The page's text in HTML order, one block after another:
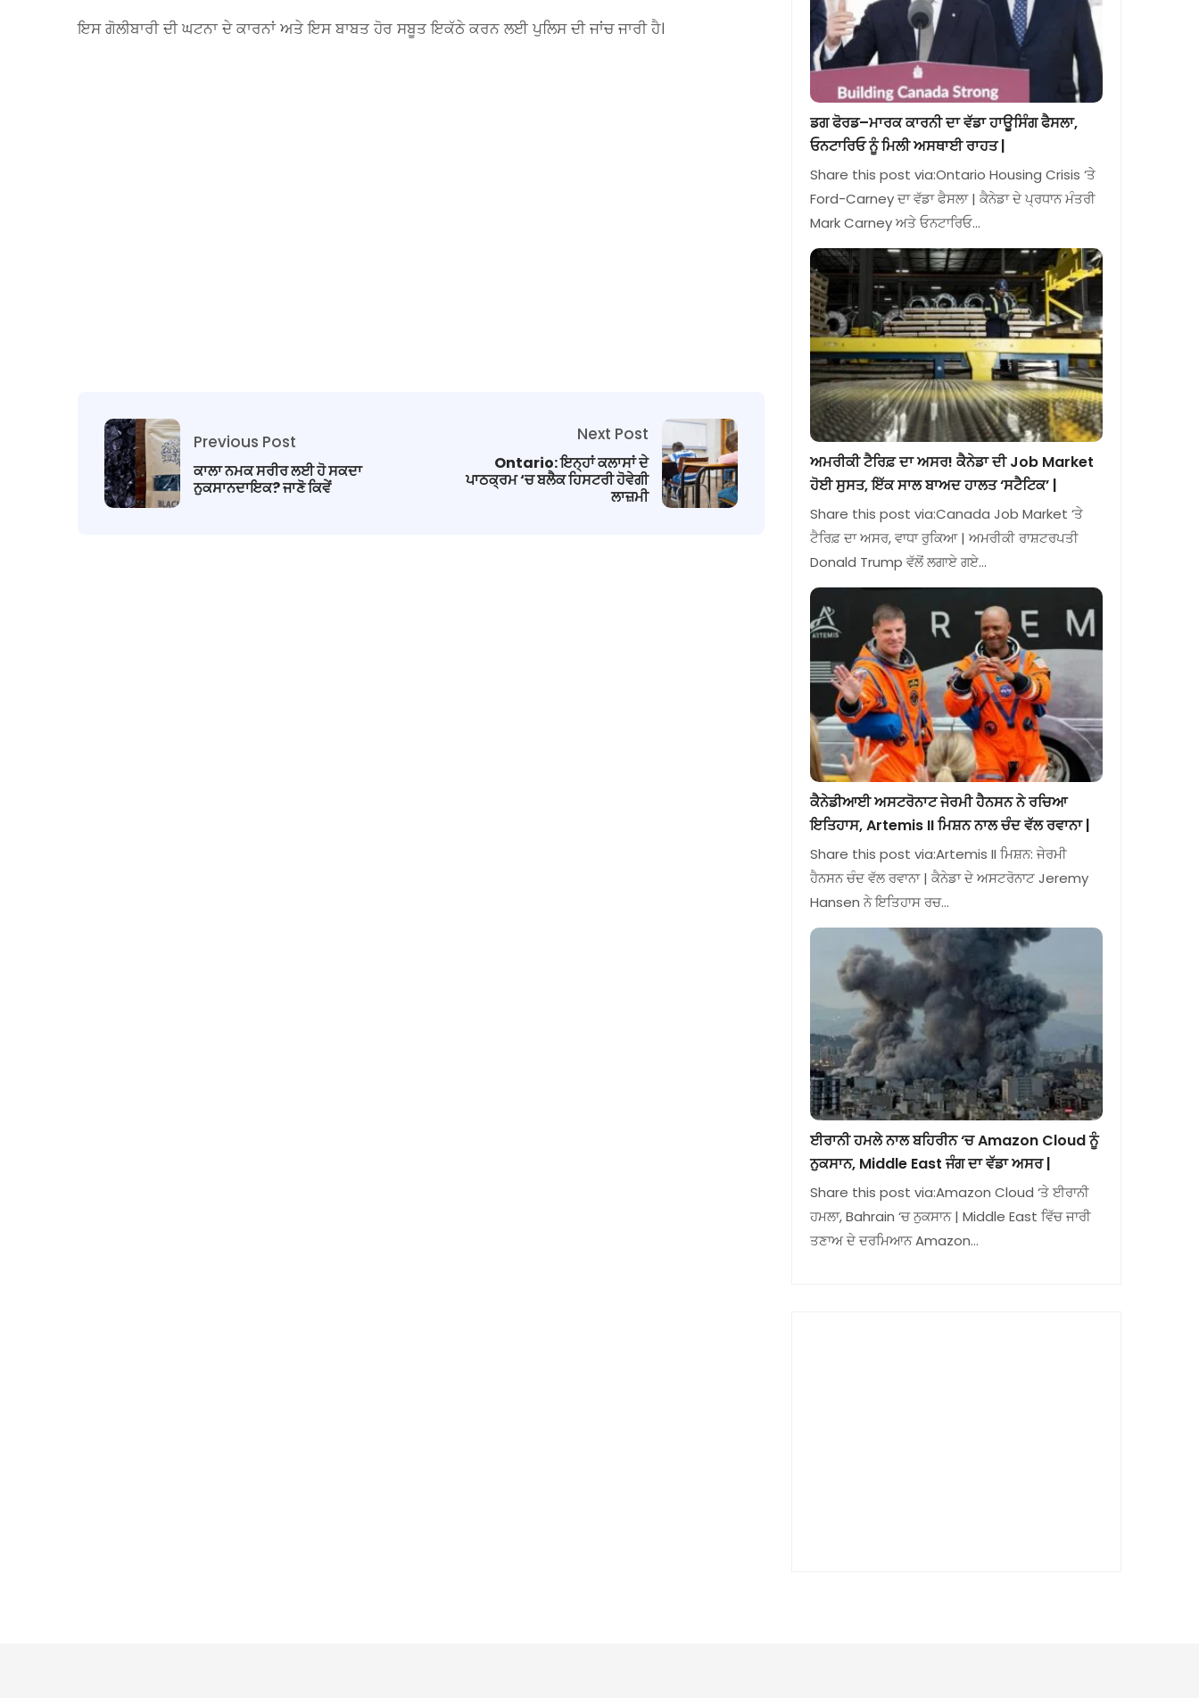
ਇਸ ਗੋਲੀਬਾਰੀ ਦੀ ਘਟਨਾ ਦੇ ਕਾਰਨਾਂ ਅਤੇ ਇਸ ਬਾਬਤ ਹੋਰ ਸਬੂਤ ਇਕੱਠੇ ਕਰਨ ਲਈ ਪੁਲਿਸ ਦੀ ਜਾਂਚ ਜਾਰੀ ਹੈ।
Previous Post
ਕਾਲਾ ਨਮਕ ਸਰੀਰ ਲਈ ਹੋ ਸਕਦਾ
ਨੁਕਸਾਨਦਾਇਕ? ਜਾਣੋ ਕਿਵੇਂ
Next Post
Ontario: ਇਨ੍ਹਾਂ ਕਲਾਸਾਂ ਦੇ
ਪਾਠਕ੍ਰਮ ‘ਚ ਬਲੈਕ ਹਿਸਟਰੀ ਹੋਵੇਗੀ
ਲਾਜ਼ਮੀ
ਡਗ ਫੋਰਡ–ਮਾਰਕ ਕਾਰਨੀ ਦਾ ਵੱਡਾ ਹਾਊਸਿੰਗ ਫੈਸਲਾ,
ਓਨਟਾਰਿਓ ਨੂੰ ਮਿਲੀ ਅਸਥਾਈ ਰਾਹਤ |
Share this post via:Ontario Housing Crisis ‘ਤੇ
Ford-Carney ਦਾ ਵੱਡਾ ਫੈਸਲਾ | ਕੈਨੇਡਾ ਦੇ ਪ੍ਰਧਾਨ ਮੰਤਰੀ
Mark Carney ਅਤੇ ਓਨਟਾਰਿਓ…
ਅਮਰੀਕੀ ਟੈਰਿਫ਼ ਦਾ ਅਸਰ! ਕੈਨੇਡਾ ਦੀ Job Market
ਹੋਈ ਸੁਸਤ, ਇੱਕ ਸਾਲ ਬਾਅਦ ਹਾਲਤ ‘ਸਟੈਟਿਕ’ |
Share this post via:Canada Job Market ‘ਤੇ
ਟੈਰਿਫ਼ ਦਾ ਅਸਰ, ਵਾਧਾ ਰੁਕਿਆ | ਅਮਰੀਕੀ ਰਾਸ਼ਟਰਪਤੀ
Donald Trump ਵੱਲੋਂ ਲਗਾਏ ਗਏ…
ਕੈਨੇਡੀਆਈ ਅਸਟਰੋਨਾਟ ਜੇਰਮੀ ਹੈਨਸਨ ਨੇ ਰਚਿਆ
ਇਤਿਹਾਸ, Artemis II ਮਿਸ਼ਨ ਨਾਲ ਚੰਦ ਵੱਲ ਰਵਾਨਾ |
Share this post via:Artemis II ਮਿਸ਼ਨ: ਜੇਰਮੀ
ਹੈਨਸਨ ਚੰਦ ਵੱਲ ਰਵਾਨਾ | ਕੈਨੇਡਾ ਦੇ ਅਸਟਰੋਨਾਟ Jeremy
Hansen ਨੇ ਇਤਿਹਾਸ ਰਚ…
ਈਰਾਨੀ ਹਮਲੇ ਨਾਲ ਬਹਿਰੀਨ ‘ਚ Amazon Cloud ਨੂੰ
ਨੁਕਸਾਨ, Middle East ਜੰਗ ਦਾ ਵੱਡਾ ਅਸਰ |
Share this post via:Amazon Cloud ‘ਤੇ ਈਰਾਨੀ
ਹਮਲਾ, Bahrain ‘ਚ ਨੁਕਸਾਨ | Middle East ਵਿੱਚ ਜਾਰੀ
ਤਣਾਅ ਦੇ ਦਰਮਿਆਨ Amazon…